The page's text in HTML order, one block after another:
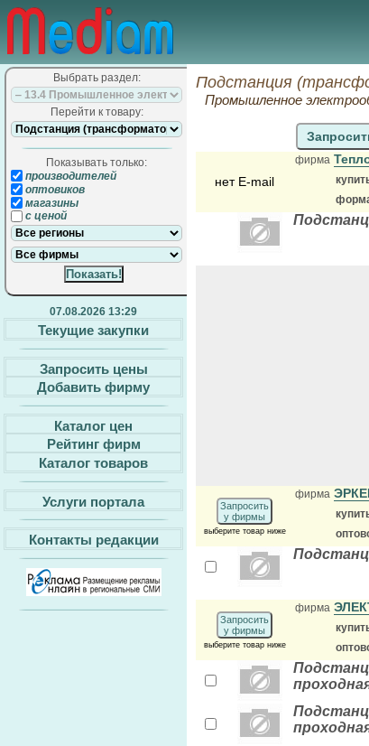
Выбрать раздел:
Перейти к товару:
Показывать только:
производителей
оптовиков
магазины
с ценой
07.08.2026 13:29
Текущие закупки
Запросить цены
Добавить фирму
Каталог цен
Рейтинг фирм
Каталог товаров
Услуги портала
Контакты редакции
Подстанция
Промышленное
нет E-mail
фирма
Запросить
у фирмы
выберите товар ниже
фирма
Запросить
у фирмы
выберите товар ниже
фирма